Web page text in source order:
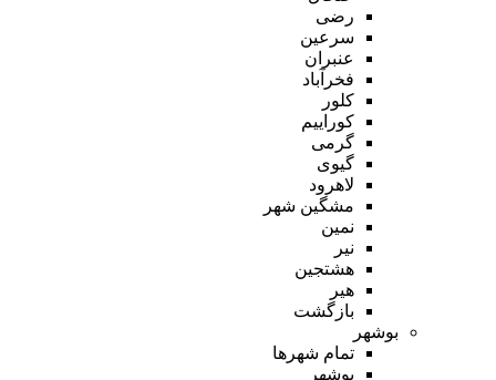
رضی
سرعین
عنبران
فخرآباد
کلور
کوراییم
گرمی
گیوی
لاهرود
مشگین شهر
نمین
نیر
هشتجین
هیر
بازگشت
بوشهر
تمام شهر‌ها
بوشهر